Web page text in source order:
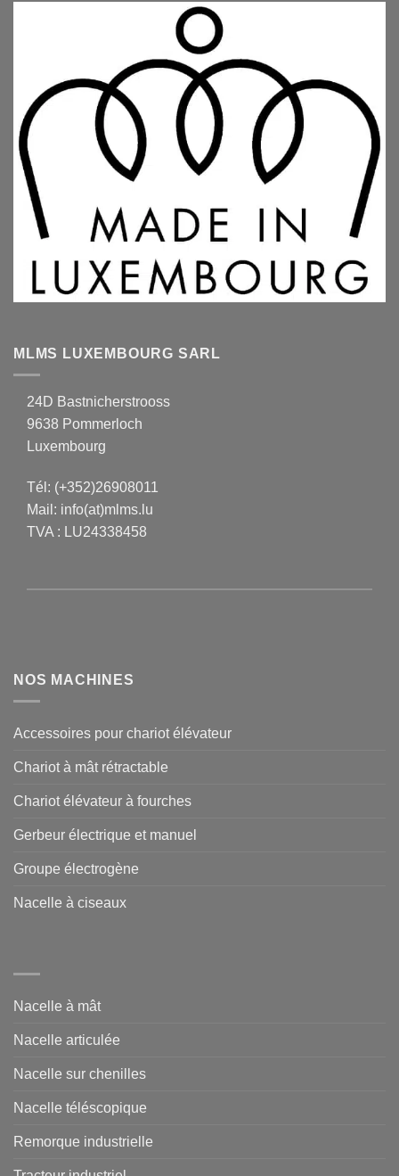
MLMS LUXEMBOURG SARL
24D Bastnicherstrooss
9638 Pommerloch
Luxembourg
Tél: (+352)26908011
Mail: info(at)mlms.lu
TVA : LU24338458
NOS MACHINES
Accessoires pour chariot élévateur
Chariot à mât rétractable
Chariot élévateur à fourches
Gerbeur électrique et manuel
Groupe électrogène
Nacelle à ciseaux
Nacelle à mât
Nacelle articulée
Nacelle sur chenilles
Nacelle téléscopique
Remorque industrielle